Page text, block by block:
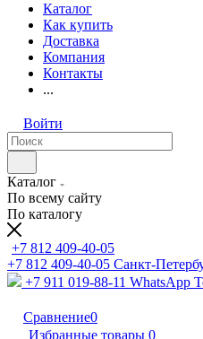
Каталог
Как купить
Доставка
Компания
Контакты
...
Войти
Каталог
По всему сайту
По каталогу
+7 812 409-40-05
+7 812 409-40-05 Санĸт-
+7 911 019-88-11 WhatsApp
Сравнение0
Избранные товары 0